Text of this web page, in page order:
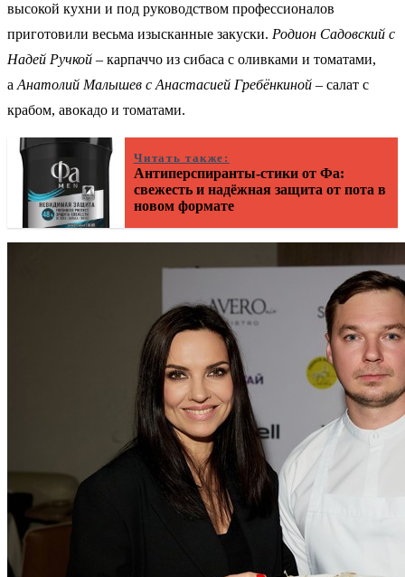
высокой кухни и под руководством профессионалов
приготовили весьма изысканные закуски. Родион Садовский с
Надей Ручкой – карпаччо из сибаса с оливками и томатами,
а Анатолий Малышев с Анастасией Гребёнкиной – салат с
крабом, авокадо и томатами.
Читать также:
Антиперспиранты-стики от Фа:
свежесть и надёжная защита от пота в
новом формате